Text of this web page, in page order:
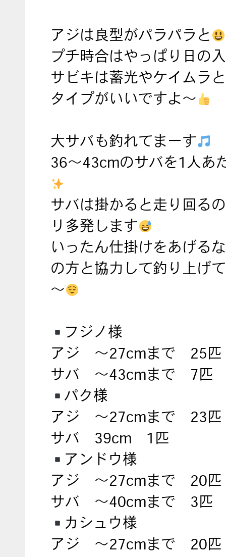
アジは良型がパラパラと
プチ時合はやっぱり日の
サビキは蓄光やケイムラ
タイプがいいですよ～
大サバも釣れてまーす
36～43cmのサバを1人あ
サバは掛かると走り回る
リ多発します
いったん仕掛けをあげる
の方と協力して釣り上げ
～
フジノ様
アジ ～27cmまで 25匹
サバ ～43cmまで 7匹
パク様
アジ ～27cmまで 23匹
サバ 39cm 1匹
アンドウ様
アジ ～27cmまで 20匹
サバ ～40cmまで 3匹
カシュウ様
アジ ～27cmまで 20匹